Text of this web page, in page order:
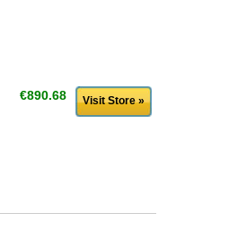
€890.68 Visit Store »